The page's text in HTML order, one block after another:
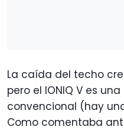
La caída del techo
pero el IONIQ V es
convencional (hay
Como comentaba